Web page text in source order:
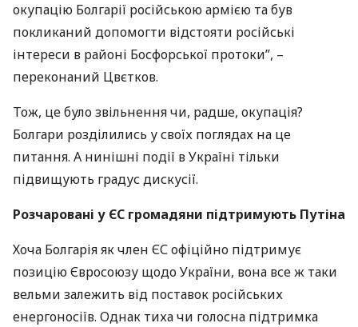
окупацію Болгарії російською армією та був
покликаний допомогти відстояти російські
інтереси в районі Босфорської протоки”, –
переконаний Цвєтков.
Тож, це було звільнення чи, радше, окупація?
Болгари розділились у своїх поглядах на це
питання. А нинішні події в Україні тільки
підвищують градус дискусії.
Розчаровані у ЄС громадяни підтримують Путіна
Хоча Болгарія як член ЄС офіційно підтримує
позицію Євросоюзу щодо України, вона все ж таки
вельми залежить від поставок російських
енергоносіїв. Однак тиха чи голосна підтримка